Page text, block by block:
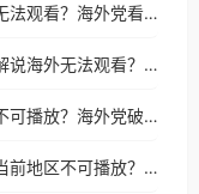
在澳大利亚看咪咕视频世界杯海外无法观看？海外党看国内体育直播的终极解法
在澳大利亚看咪咕视频世界杯中文解说海外无法观看？这篇指南帮你搞定所有体育直播难题
在泰国看咪咕视频世界杯当前地区不可播放？海外党破局看中文解说赛事指南
在海外看咪咕视频世界杯中文解说当前地区不可播放？这篇指南帮你搞定所有体育赛事直播难题